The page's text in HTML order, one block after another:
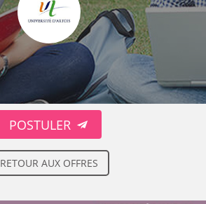
POSTULER
RETOUR AUX OFFRES